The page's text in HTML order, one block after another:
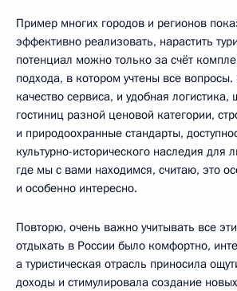
Пример многих городов и регионов
эффективно реализовать, нарастить
потенциал можно только за счёт
подхода, в котором учтены все
качество сервиса, и удобная
гостиниц разной ценовой категории,
и природоохранные стандарты,
культурно-исторического наследия для
где мы с вами находимся, считаю, это
и особенно интересно.
Повторю, очень важно учитывать все
отдыхать в России было комфортно,
а туристическая отрасль приносила
доходы и стимулировала создание